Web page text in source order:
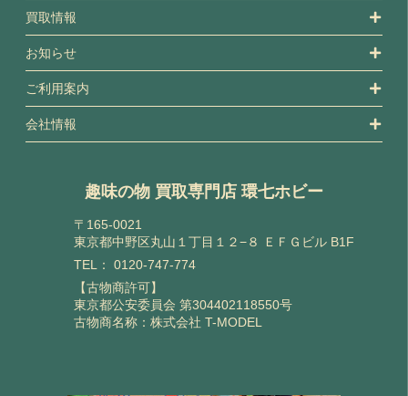
買取情報
お知らせ
ご利用案内
会社情報
趣味の物 買取専門店 環七ホビー
〒165-0021
東京都中野区丸山１丁目１２−８ ＥＦＧビル B1F
TEL： 0120-747-774
【古物商許可】
東京都公安委員会 第304402118550号
古物商名称：株式会社 T-MODEL